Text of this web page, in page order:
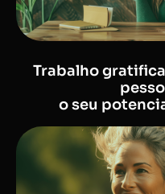
Trabalho
o seu